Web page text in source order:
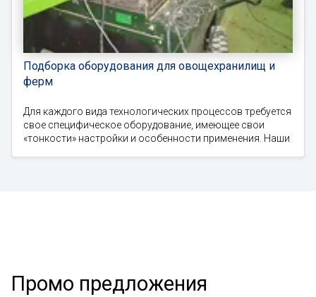
Подборка оборудования для овощехранилищ и
ферм
Для каждого вида технологических процессов требуется
свое специфическое оборудование, имеющее свои
«тонкости» настройки и особенности применения. Наши
Промо предложения